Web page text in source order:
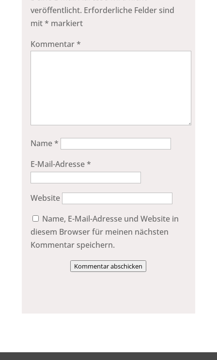
veröffentlicht. Erforderliche Felder sind
mit* markiert
Kommentar*
Name*
E-Mail-Adresse*
Website
Name, E-Mail-Adresse und Website in
diesem Browser für meinen nächsten
Kommentar speichern.
Kommentar abschicken